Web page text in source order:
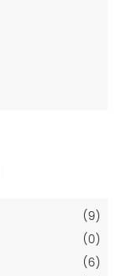
(9)
(0)
(6)